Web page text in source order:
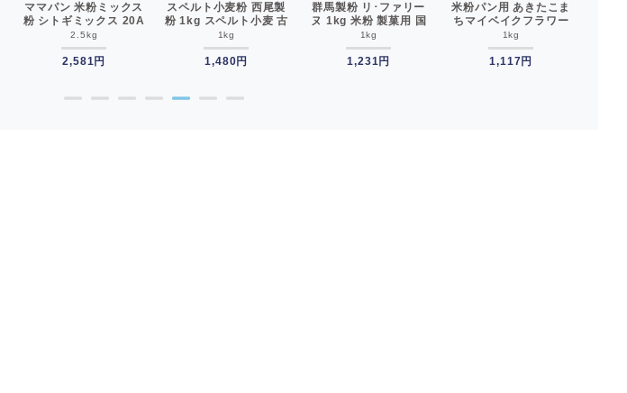
ママパン 米粉ミックス
粉 シトギミックス 20A
2.5kg ミックス粉 パン
用ミックス__
2.5kg
2,581円
スペルト小麦粉 西尾製
粉 1kg スペルト小麦 古
代小麦__
1kg
1,480円
群馬製粉 リ･ファリー
ヌ 1kg 米粉 製菓用 国
産__
1kg
1,231円
米粉パン用 あきたこま
ちマイベイクフラワー
製パン用 1kg グルテン
フリー 小麦粉不使用__
1kg
1,117円
● ● ● ● ● ●